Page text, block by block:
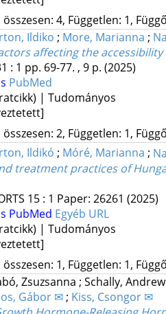
4, Független: 1,
Ildiko ; More, Marianna ;
affecting the
: 1 pp. 69-77. , 9 p. (2025)
PubMed
| Tudományos
2, Független: 1,
Ildikó ; Móré, Marianna ;
treatment practices of
15: 1 Paper: 26261 (2025)
PubMed Egyéb URL
| Tudományos
1, Független: 1,
Zsuzsanna ; Schally,
Gábor ✉ ; Kiss, Csongor ✉